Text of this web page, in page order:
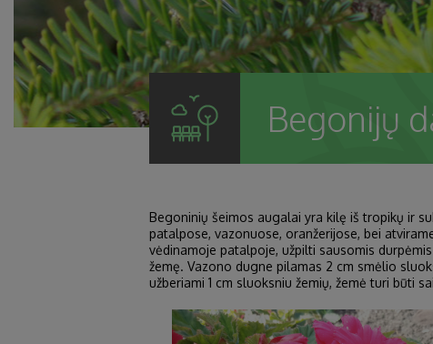
Begonijų
Begoninių šeimos augalai yra kilę iš tropikų ir
patalpose, vazonuose, oranžerijose, bei
vėdinamoje patalpoje, užpilti sausomis
žemę. Vazono dugne pilamas 2 cm smėlio
užberiami 1 cm sluoksniu žemių, žemė turi būti